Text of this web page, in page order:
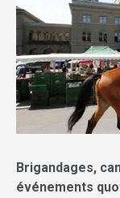
Brigandages,
événements